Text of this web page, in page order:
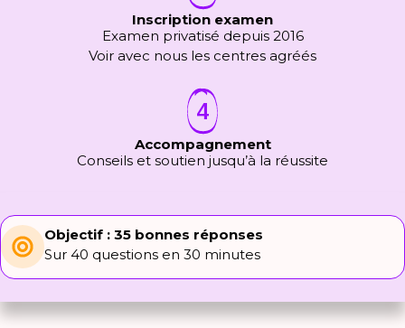
Inscription examen
Examen privatisé depuis 2016
Voir avec nous les centres agréés
4
Accompagnement
Conseils et soutien jusqu’à la réussite
Objectif : 35 bonnes réponses
Sur 40 questions en 30 minutes